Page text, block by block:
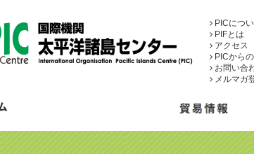
PICにつ
PIFとは
アクセス
PICから
お問い合
メルマガ